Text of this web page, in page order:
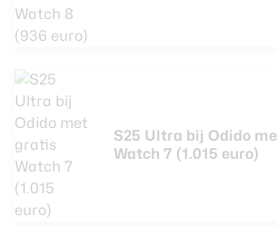
S25 Ultra bij Odido met gratis
Watch 7 (1.015 euro)